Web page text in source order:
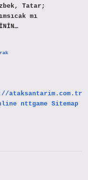
Tatar;
mı
ataksantarim.com.tr
nttgame Sitemap